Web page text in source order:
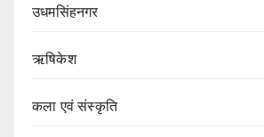
उधमसिंहनगर
ऋषिकेश
कला एवं संस्कृति